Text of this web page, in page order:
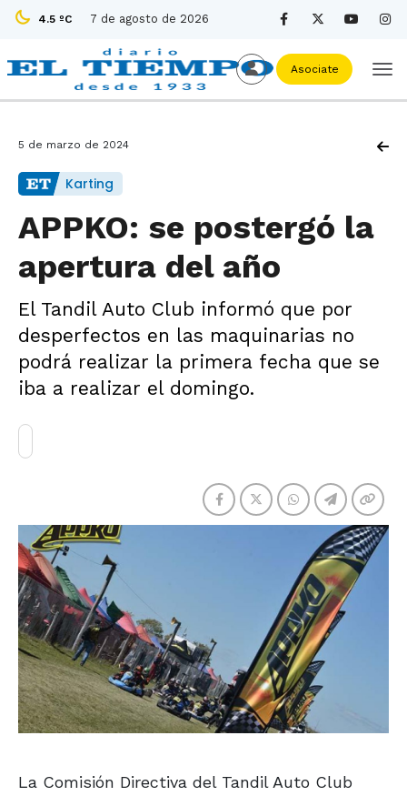
4.5 ºC 7 de agosto de 2026
Asociate
5 de marzo de 2024
Karting
APPKO: se postergó la
apertura del año
El Tandil Auto Club informó que por
desperfectos en las maquinarias no
podrá realizar la primera fecha que se
iba a realizar el domingo.
La Comisión Directiva del Tandil Auto Club